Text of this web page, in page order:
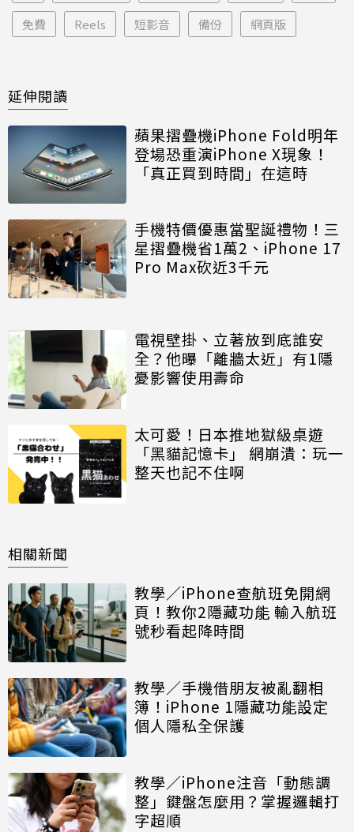
免費 Reels 短影音 備份 網頁版
延伸閱讀
蘋果摺疊機iPhone Fold明年
登場恐重演iPhone X現象！
「真正買到時間」在這時
手機特價優惠當聖誕禮物！三
星摺疊機省1萬2、iPhone 17
Pro Max砍近3千元
電視壁掛、立著放到底誰安
全？他曝「離牆太近」有1隱
憂影響使用壽命
太可愛！日本推地獄級桌遊
「黑貓記憶卡」 網崩潰：玩一
整天也記不住啊
相關新聞
教學／iPhone查航班免開網
頁！教你2隱藏功能 輸入航班
號秒看起降時間
教學／手機借朋友被亂翻相
簿！iPhone 1隱藏功能設定
個人隱私全保護
教學／iPhone注音「動態調
整」鍵盤怎麼用？掌握邏輯打
字超順